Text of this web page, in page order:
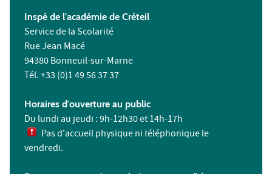
Inspé de l'académie de Créteil
Service de la Scolarité
Rue Jean Macé
94380 Bonneuil-sur-Marne
Tél. +33 (0)1 49 56 37 37
Horaires d'ouverture au public
Du lundi au jeudi : 9h-12h30 et 14h-17h
Pas d'accueil physique ni téléphonique le
vendredi.